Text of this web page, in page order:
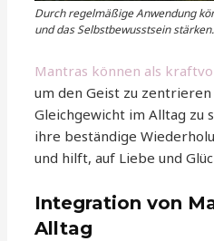
Durch regelmäßige Anwendung
und das Selbstbewusstsein
Mantras können als
um den Geist zu
Gleichgewicht im Alltag zu
ihre beständige
und hilft, auf Liebe und
Integration von
Alltag